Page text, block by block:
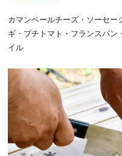
カマンベールチーズ・ソーセー
ギ・プチトマト・フランスパン
イル